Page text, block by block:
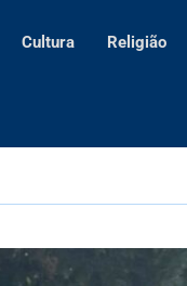
Cultura Religião
e empoderamento da...